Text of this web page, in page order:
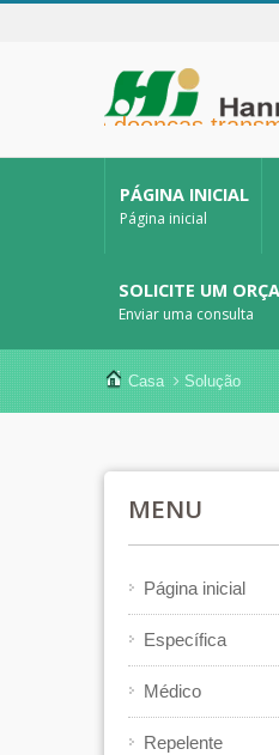
de doenças
PÁGINA INICIAL
Página inicial
SOLICITE UM
Enviar uma consulta
Casa Solução
MENU
Página inicial
Específica
Médico
Repelente